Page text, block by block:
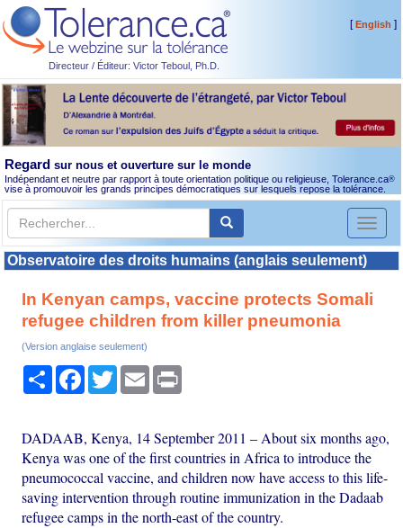
Directeur / Éditeur: Victor Teboul, Ph.D.
[English ]
Regard sur nous et ouverture sur le monde
Indépendant et neutre par rapport à toute orientation politique ou religieuse, Tolerance.ca®
vise à promouvoir les grands principes démocratiques sur lesquels repose la tolérance.
Toggle
Observatoire des droits humains (anglais seulement)
In Kenyan camps, vaccine protects Somali
refugee children from killer pneumonia
(Version anglaise seulement)
PartagerFacebook
TwitterEmail
DADAAB, Kenya, 14 September 2011 – About six months ago,
Kenya was one of the first countries in Africa to introduce the
pneumococcal vaccine, and children now have access to this life-
saving intervention through routine immunization in the Dadaab
refugee camps in the north-east of the country.